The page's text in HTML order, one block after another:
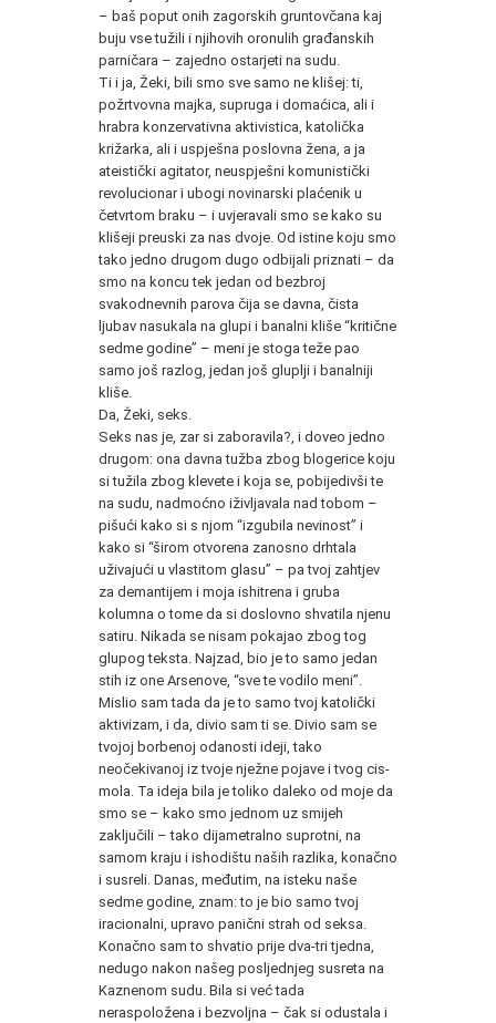
– baš poput onih zagorskih gruntovčana kaj
buju vse tužili i njihovih oronulih građanskih
parničara – zajedno ostarjeti na sudu.
Ti i ja, Žeki, bili smo sve samo ne klišej: ti,
požrtvovna majka, supruga i domaćica, ali i
hrabra konzervativna aktivistica, katolička
križarka, ali i uspješna poslovna žena, a ja
ateistički agitator, neuspješni komunistički
revolucionar i ubogi novinarski plaćenik u
četvrtom braku – i uvjeravali smo se kako su
klišeji preuski za nas dvoje. Od istine koju smo
tako jedno drugom dugo odbijali priznati – da
smo na koncu tek jedan od bezbroj
svakodnevnih parova čija se davna, čista
ljubav nasukala na glupi i banalni kliše “kritične
sedme godine” – meni je stoga teže pao
samo još razlog, jedan još gluplji i banalniji
kliše.
Da, Žeki, seks.
Seks nas je, zar si zaboravila?, i doveo jedno
drugom: ona davna tužba zbog blogerice koju
si tužila zbog klevete i koja se, pobijedivši te
na sudu, nadmoćno iživljavala nad tobom –
pišući kako si s njom “izgubila nevinost” i
kako si “širom otvorena zanosno drhtala
uživajući u vlastitom glasu” – pa tvoj zahtjev
za demantijem i moja ishitrena i gruba
kolumna o tome da si doslovno shvatila njenu
satiru. Nikada se nisam pokajao zbog tog
glupog teksta. Najzad, bio je to samo jedan
stih iz one Arsenove, “sve te vodilo meni”.
Mislio sam tada da je to samo tvoj katolički
aktivizam, i da, divio sam ti se. Divio sam se
tvojoj borbenoj odanosti ideji, tako
neočekivanoj iz tvoje nježne pojave i tvog cis-
mola. Ta ideja bila je toliko daleko od moje da
smo se – kako smo jednom uz smijeh
zaključili – tako dijametralno suprotni, na
samom kraju i ishodištu naših razlika, konačno
i susreli. Danas, međutim, na isteku naše
sedme godine, znam: to je bio samo tvoj
iracionalni, upravo panični strah od seksa.
Konačno sam to shvatio prije dva-tri tjedna,
nedugo nakon našeg posljednjeg susreta na
Kaznenom sudu. Bila si već tada
neraspoložena i bezvoljna – čak si odustala i